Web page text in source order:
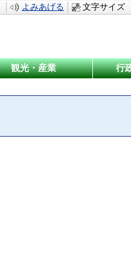
よみあげる 文字サイズ
観光・産業 行